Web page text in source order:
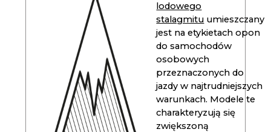
lodowego
stalagmitu umieszczany
jest na etykietach opon
do samochodów
osobowych
przeznaczonych do
jazdy w najtrudniejszych
warunkach. Modele te
charakteryzują się
zwiększoną